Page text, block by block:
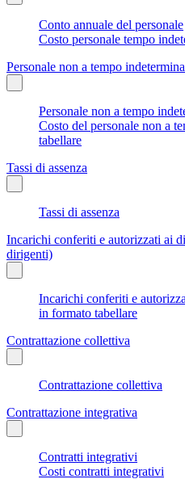
Conto annuale del personale
Costo personale tempo
Personale non a tempo
Personale non a tempo
Costo del personale non a
tabellare
Tassi di assenza
Tassi di assenza
Incarichi conferiti e autorizzati ai
dirigenti)
Incarichi conferiti e
in formato tabellare
Contrattazione collettiva
Contrattazione collettiva
Contrattazione integrativa
Contratti integrativi
Costi contratti integrativi